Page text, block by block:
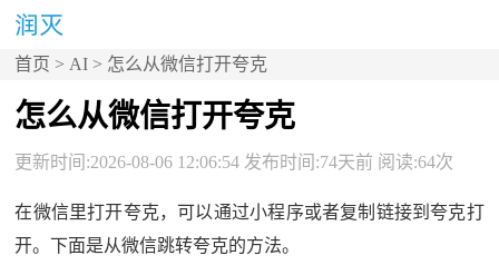
首页 > AI > 怎么从微信打开夸克
怎么从微信打开夸克
更新时间:2026-08-06 12:06:54 发布时间:74天前 阅读:64次
在微信里打开夸克，可以通过小程序或者复制链接到夸克打
开。下面是从微信跳转夸克的方法。